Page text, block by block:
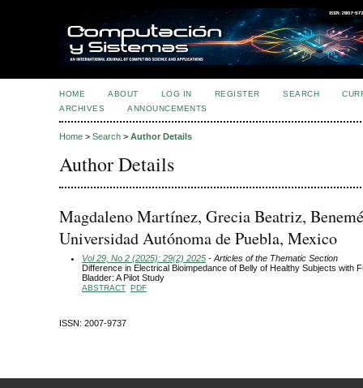
HOME ABOUT LOG IN REGISTER SEARCH
ARCHIVES
ANNOUNCEMENTS
Home > Search > Author Details
Author Details
Magdaleno Martínez, Grecia Beatriz,
Universidad Autónoma de Puebla, Mexico
Vol 29, No 2 (2025): 29(2) 2025 - Articles of the Thematic Section
Difference in Electrical Bioimpedance of Belly of Healthy Subjects with
Bladder: A Pilot Study
ABSTRACT PDF
ISSN: 2007-9737